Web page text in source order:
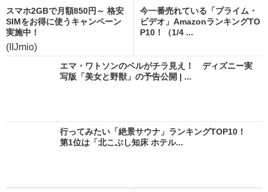
スマホ2GBで月額850円～ 格安
SIMをお得に使うキャンペーン
実施中！
(IIJmio)
今一番売れている「プライム・
ビデオ」AmazonランキングTO
P10！（1/4 ...
エマ・ワトソンのベルがチラ見え！ ディズニー実
写版「美女と野獣」の予告公開 | ...
行ってみたい「絶景サウナ」ランキングTOP10！
第1位は「北こぶし知床 ホテル...